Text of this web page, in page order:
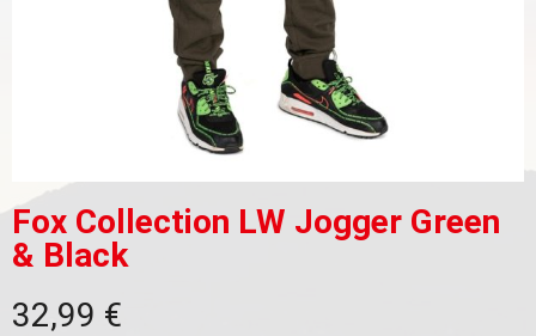
Fox Collection LW Jogger Green
& Black
32,99 €